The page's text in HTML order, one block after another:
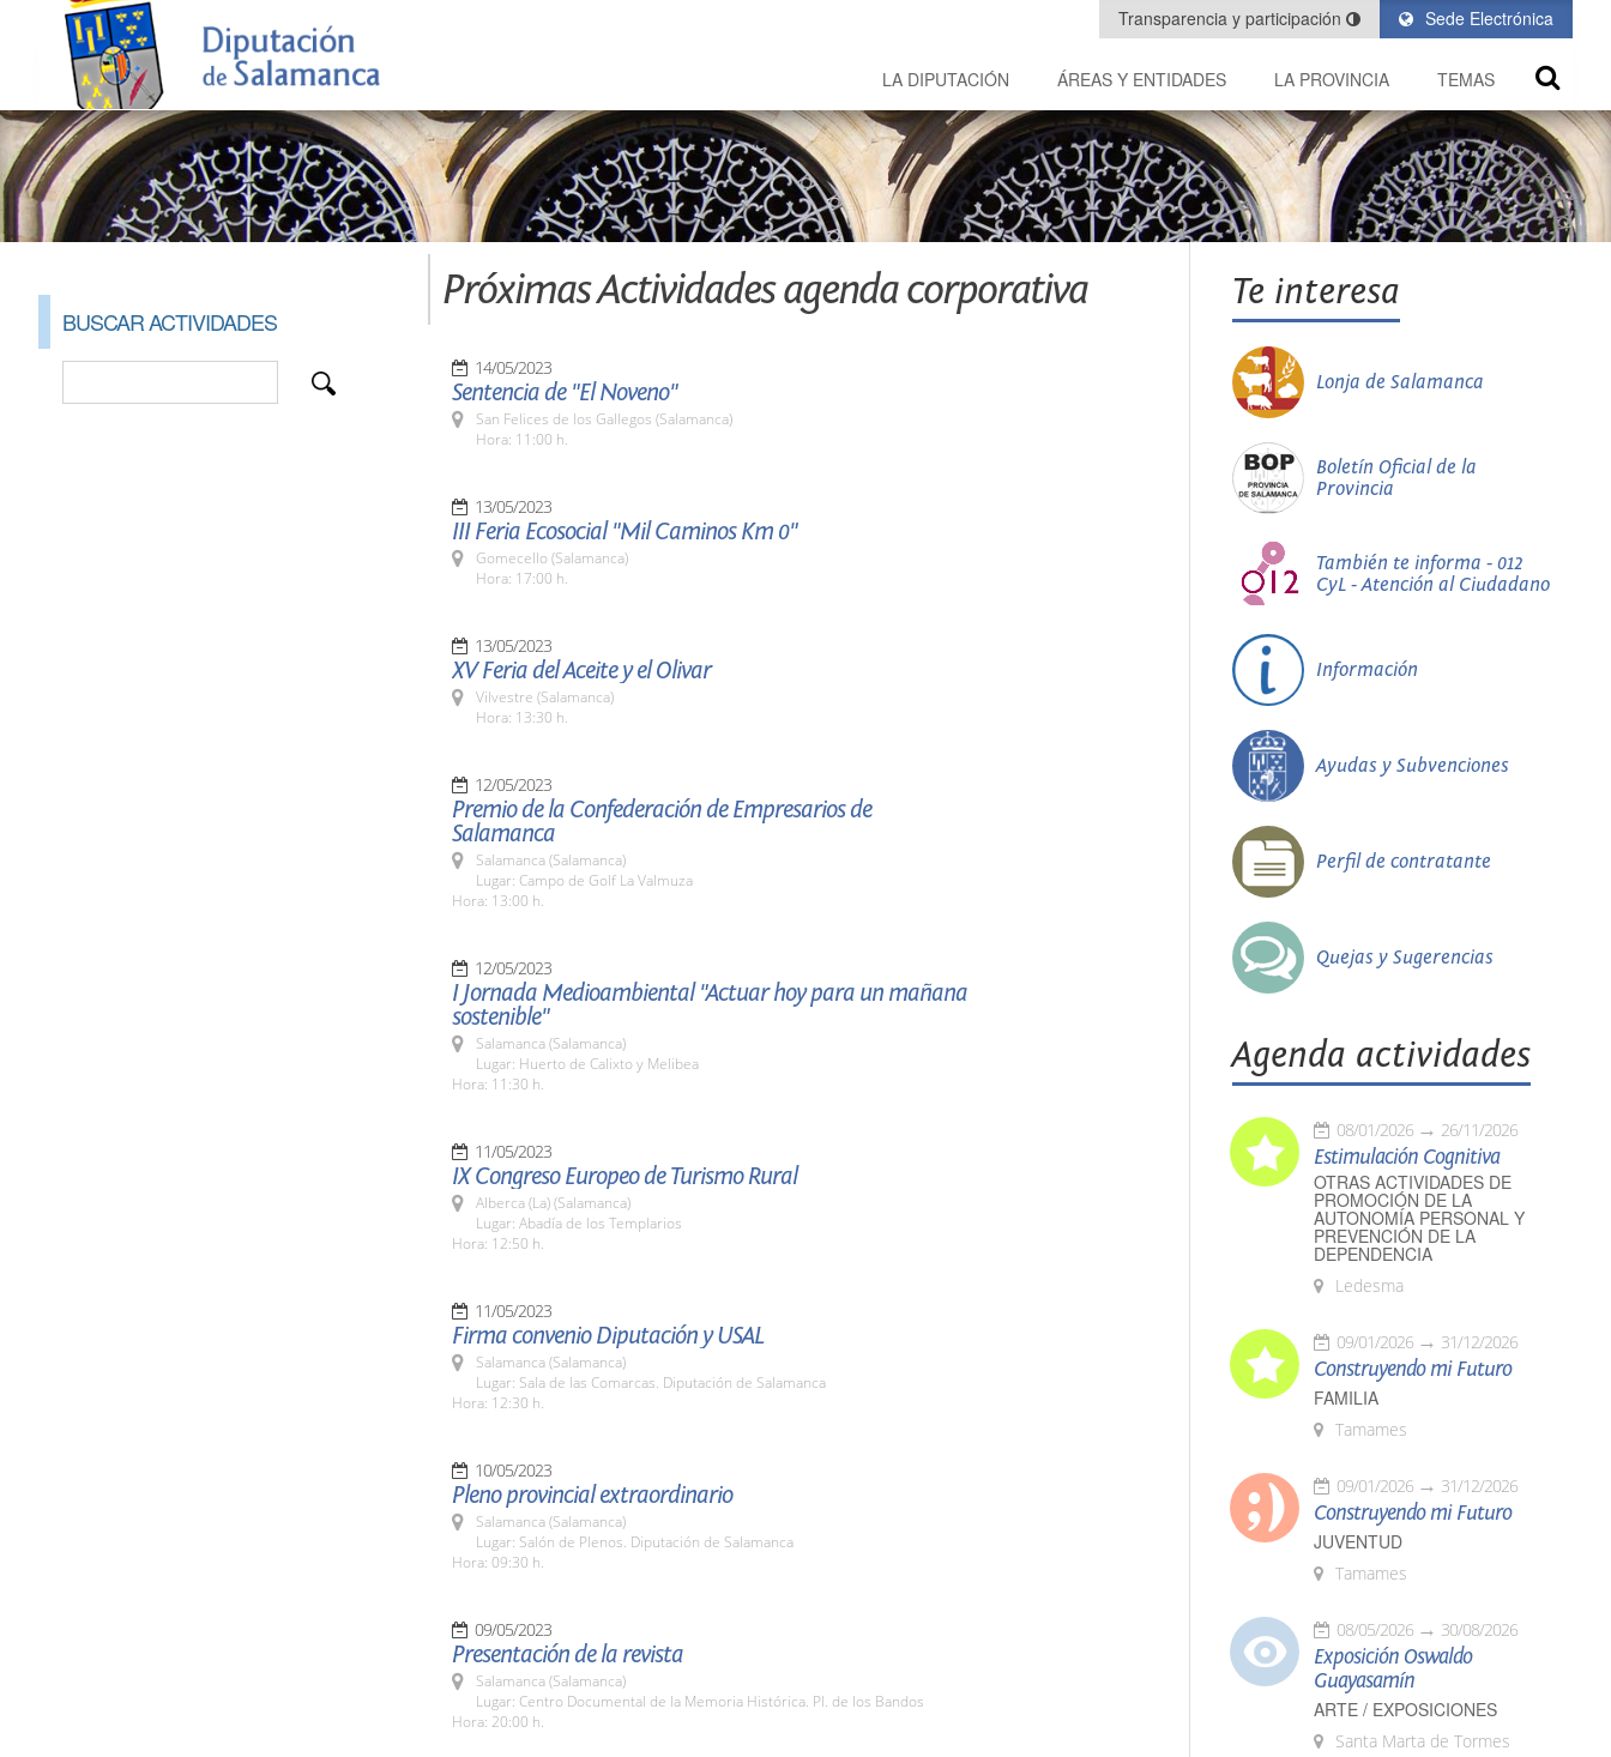
Sede Electrónica
Transparencia y participación
LA DIPUTACIÓN ÁREAS Y ENTIDADES LA PROVINCIA TEMAS
BUSCAR ACTIVIDADES
Próximas Actividades agenda corporativa
14/05/2023
Sentencia de "El Noveno"
San Felices de los Gallegos (Salamanca)
Hora: 11:00 h.
13/05/2023
III Feria Ecosocial "Mil Caminos Km 0"
Gomecello (Salamanca)
Hora: 17:00 h.
13/05/2023
XV Feria del Aceite y el Olivar
Vilvestre (Salamanca)
Hora: 13:30 h.
12/05/2023
Premio de la Confederación de Empresarios de
Salamanca
Salamanca (Salamanca)
Lugar: Campo de Golf La Valmuza
Hora: 13:00 h.
12/05/2023
I Jornada Medioambiental "Actuar hoy para un mañana
sostenible"
Salamanca (Salamanca)
Lugar: Huerto de Calixto y Melibea
Hora: 11:30 h.
11/05/2023
IX Congreso Europeo de Turismo Rural
Alberca (La) (Salamanca)
Lugar: Abadía de los Templarios
Hora: 12:50 h.
11/05/2023
Firma convenio Diputación y USAL
Salamanca (Salamanca)
Lugar: Sala de las Comarcas. Diputación de Salamanca
Hora: 12:30 h.
10/05/2023
Pleno provincial extraordinario
Salamanca (Salamanca)
Lugar: Salón de Plenos. Diputación de Salamanca
Hora: 09:30 h.
09/05/2023
Presentación de la revista
Salamanca (Salamanca)
Lugar: Centro Documental de la Memoria Histórica. Pl. de los Bandos
Hora: 20:00 h.
Te interesa
Lonja de Salamanca
Boletín Oficial de la
Provincia
También te informa - 012
CyL - Atención al Ciudadano
Información
Ayudas y Subvenciones
Perfil de contratante
Quejas y Sugerencias
Agenda actividades
08/01/2026 26/11/2026
Estimulación Cognitiva
OTRAS ACTIVIDADES DE
PROMOCIÓN DE LA
AUTONOMÍA PERSONAL Y
PREVENCIÓN DE LA
DEPENDENCIA
Ledesma
09/01/2026 31/12/2026
Construyendo mi Futuro
FAMILIA
Tamames
09/01/2026 31/12/2026
Construyendo mi Futuro
JUVENTUD
Tamames
08/05/2026 30/08/2026
Exposición Oswaldo
Guayasamín
ARTE / EXPOSICIONES
Santa Marta de Tormes